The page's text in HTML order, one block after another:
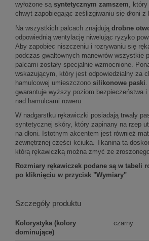
wyłożone są syntetycznym zamszem, który
chwyt zapobiegając ześlizgiwaniu się dłoni z
Na wszystkich palcach znajdują drobne
odpowiednią wentylację niwelując ryzyko
Aby zapobiec niszczeniu i rozrywaniu się
podczas gwałtownych manewrów wszystkie
palcami zostały specjalnie wzmocnione.
wskazującym, który jest odpowiedzialny za
hamulcowej umieszczono silikonowe paski
gwarantuje wyższy poziom bezpieczeństwa i
nad hamulcami roweru.
W nadgarstku rękawiczki posiadają trwały
syntetycznej skóry, który zapinany na rzep
na dłoni. Istotnym akcentem jest również
zewnętrznej części kciuka. Tkanina ta
którą rękawiczką można zmyć ze
Rozmiary rękawiczek podane są w tabeli
po kliknięciu w przycisk "Wymiary"
Szczegóły produktu
Kolorystyka (kolory
dominujące)
czarny